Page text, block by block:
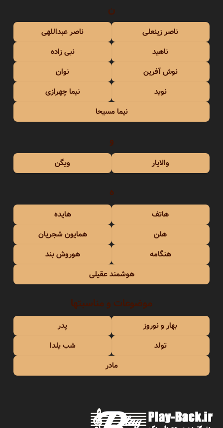
ن
ناصر زینعلی
ناصر عبداللهی
ناهید
نبی زاده
نوش آفرین
نوان
نوید
نیما چهرازی
نیما مسیحا
و
والایار ویگن
ه
هاتف
هایده
هلن
همایون شجریان
هنگامه
هوروش بند
هوشمند عقیلی
موضوعات و مناسبتها
بهار و نوروز
پدر
تولد
شب یلدا
مادر